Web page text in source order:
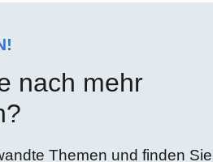
nach mehr
Themen und finden